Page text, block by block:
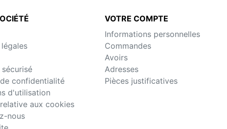
confidentialité
d'utilisation
aux cookies
nous
VOTRE COMPTE
Informations personnelles
Commandes
Avoirs
Adresses
Pièces justificatives